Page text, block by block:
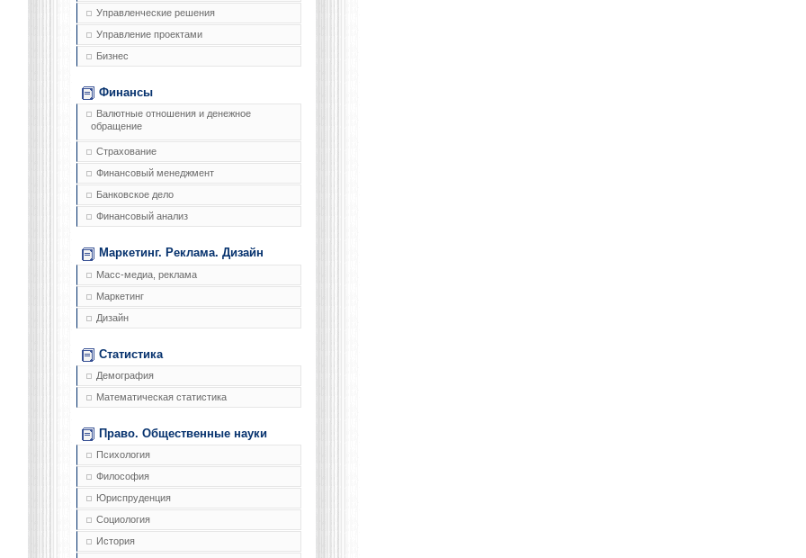
Управленческие решения
Управление проектами
Бизнес
Финансы
Валютные отношения и денежное
обращение
Страхование
Финансовый менеджмент
Банковское дело
Финансовый анализ
Маркетинг. Реклама. Дизайн
Масс-медиа, реклама
Маркетинг
Дизайн
Статистика
Демография
Математическая статистика
Право. Общественные науки
Психология
Философия
Юриспруденция
Социология
История